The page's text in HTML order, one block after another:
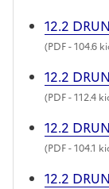
12.2
(PDF- 104.6
12.2
(PDF- 112.4
12.2
(PDF- 104.1
12.2